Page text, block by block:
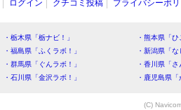
ログイン クチコミ投稿 プライバシーポ
・栃木県「栃ナビ！」
・熊本県「
・福島県「ふくラボ！」
・新潟県「
・群馬県「ぐんラボ！」
・香川県「
・石川県「金沢ラボ！」
・鹿児島県
(C)